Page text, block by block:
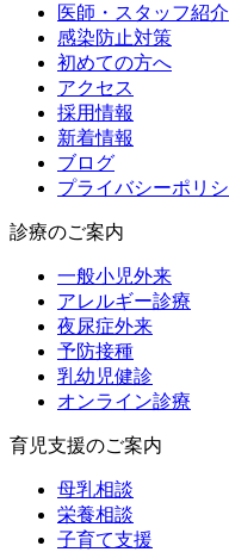
医師・スタッフ紹介
感染防止対策
初めての方へ
アクセス
採用情報
新着情報
ブログ
プライバシーポリ
診療のご案内
一般小児外来
アレルギー診療
夜尿症外来
予防接種
乳幼児健診
オンライン診療
育児支援のご案内
母乳相談
栄養相談
子育て支援